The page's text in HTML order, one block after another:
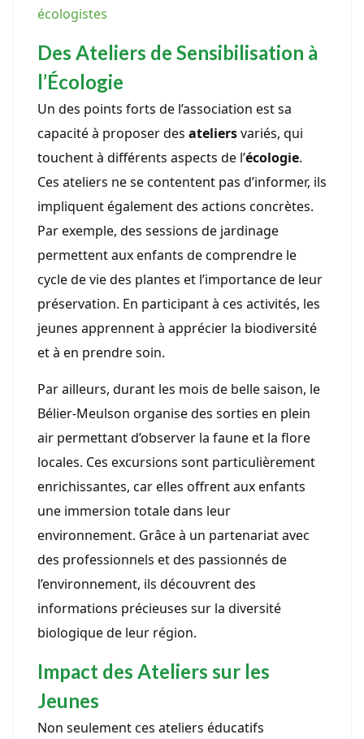
écologistes
Des Ateliers de Sensibilisation à
l’Écologie
Un des points forts de l’association est sa
capacité à proposer des ateliersvariés, qui
touchent à différents aspects de l’écologie.
Ces ateliers ne se contentent pas d’informer, ils
impliquent également des actions concrètes.
Par exemple, des sessions de jardinage
permettent aux enfants de comprendre le
cycle de vie des plantes et l’importance de leur
préservation. En participant à ces activités, les
jeunes apprennent à apprécier la biodiversité
et à en prendre soin.
Par ailleurs, durant les mois de belle saison, le
Bélier-Meulson organise des sorties en plein
air permettant d’observer la faune et la flore
locales. Ces excursions sont particulièrement
enrichissantes, car elles offrent aux enfants
une immersion totale dans leur
environnement. Grâce à un partenariat avec
des professionnels et des passionnés de
l’environnement, ils découvrent des
informations précieuses sur la diversité
biologique de leur région.
Impact des Ateliers sur les
Jeunes
Non seulement ces ateliers éducatifs